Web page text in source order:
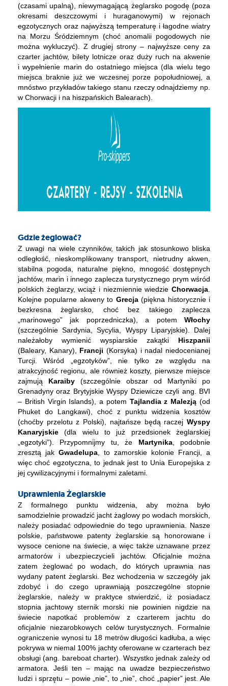
(czasami upalną), niewymagającą żeglarsko pogodę (poza
okresami deszczowymi i huraganowymi) w rejonach
egzotycznych oraz najwyższą temperaturę i łagodne wiatry
na Morzu Śródziemnym (choć anomalii pogodowych nie
można wykluczyć). Z drugiej strony – najwyższe ceny za
czarter jachtów, bilety lotnicze oraz duży ruch na akwenie
i wypełnienie marin do ostatniego miejsca (dla wielu tego
miejsca braknie już we wczesnej porze popołudniowej, a
mnóstwo przykładów takiego stanu rzeczy odnajdziemy np.
w Chorwacji i na hiszpańskich Balearach).
Gdzie żeglować?
Z uwagi na wiele czynników, takich jak stosunkowo bliska
odległość, nieskomplikowany transport, nietrudny akwen,
stabilna pogoda, naturalne piękno, mnogość dostępnych
jachtów, marin i innego zaplecza turystycznego prym wśród
polskich żeglarzy, wciąż i niezmiennie wiedzie Chorwacja.
Kolejne popularne akweny to Grecja(piękna historycznie i
bezkresna żeglarsko, choć bez takiego zaplecza
„marinowego” jak poprzedniczka), a potem Włochy
(szczególnie Sardynia, Sycylia, Wyspy Liparyjskie). Dalej
należałoby wymienić wyspiarskie zakątki Hiszpanii
(Baleary, Kanary), Francji(Korsyka) i nadal niedocenianej
Turcji. Wśród „egzotyków”, nie tylko ze względu na
atrakcyjność regionu, ale również koszty, pierwsze miejsce
zajmują Karaiby (szczególnie obszar od Martyniki po
Grenadyny oraz Brytyjskie Wyspy Dziewicze czyli ang. BVI
– British Virgin Islands), a potem Tajlandia z Malezją (od
Phuket do Langkawi), choć z punktu widzenia kosztów
(choćby przelotu z Polski), najtańsze będą raczej Wyspy
Kanaryjskie (dla wielu to już przedsionek żeglarskiej
„egzotyki”). Przypomnijmy tu, że Martynika, podobnie
zresztą jak Gwadelupa, to zamorskie kolonie Francji, a
więc choć egzotyczna, to jednak jest to Unia Europejska z
jej cywilizacyjnymi i formalnymi zaletami.
Uprawnienia Żeglarskie
Z formalnego punktu widzenia, aby można było
samodzielnie prowadzić jacht żaglowy po wodach morskich,
należy posiadać odpowiednie do tego uprawnienia. Nasze
polskie, państwowe patenty żeglarskie są honorowane i
wysoce cenione na świecie, a więc także uznawane przez
armatorów i ubezpieczycieli jachtów. Oficjalnie można
zatem żeglować po wodach, do których uprawnia nas
wydany patent żeglarski. Bez wchodzenia w szczegóły jak
zdobyć i do czego uprawniają poszczególne stopnie
żeglarskie, należy w praktyce stwierdzić, iż posiadacz
stopnia jachtowy sternik morski nie powinien nigdzie na
świecie napotkać problemów z czarterem jachtu do
oficjalnie niezarobkowych celów turystycznych. Formalnie
ograniczenie wynosi tu 18 metrów długości kadłuba, a więc
pokrywa w niemal 100% jachty oferowane w czarterach bez
obsługi (ang. bareboat charter). Wszystko jednak zależy od
armatora. Jeśli ten – mając na uwadze bezpieczeństwo
ludzi i sprzętu – powie „nie”, to „nie”, choć „papier” jest. Ale